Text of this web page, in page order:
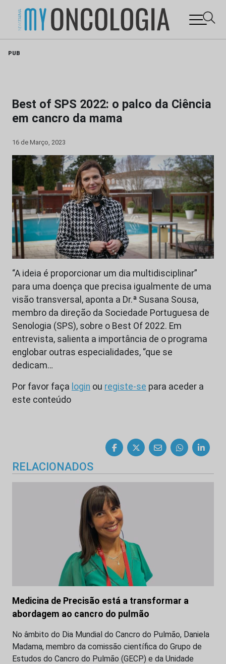
PUB
Best of SPS 2022: o palco da Ciência
em cancro da mama
16 de Março, 2023
“A ideia é proporcionar um dia multidisciplinar”
para uma doença que precisa igualmente de uma
visão transversal, aponta a Dr.ª Susana Sousa,
membro da direção da Sociedade Portuguesa de
Senologia (SPS), sobre o Best Of 2022. Em
entrevista, salienta a importância de o programa
englobar outras especialidades, “que se
dedicam…
Por favor faça login ou registe-se para aceder a
este conteúdo
RELACIONADOS
Medicina de Precisão está a transformar a
abordagem ao cancro do pulmão
No âmbito do Dia Mundial do Cancro do Pulmão, Daniela
Madama, membro da comissão científica do Grupo de
Estudos do Cancro do Pulmão (GECP) e da Unidade